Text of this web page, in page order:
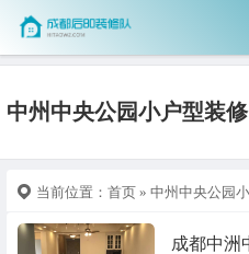
中州中央公园小户型装修
当前位置： 首页 » 中州中央公园
成都中洲